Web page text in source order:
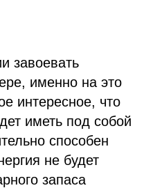
завоевать
именно на это
интересное, что
иметь под собой
способен
не будет
запаса